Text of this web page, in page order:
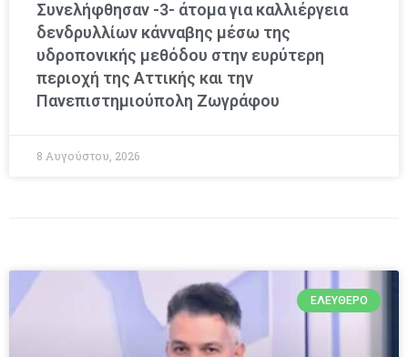
Συνελήφθησαν -3- άτομα για καλλιέργεια
δενδρυλλίων κάνναβης μέσω της
υδροπονικής μεθόδου στην ευρύτερη
περιοχή της Αττικής και την
Πανεπιστημιούπολη Ζωγράφου
8 Αυγούστου, 2026
ΕΛΕΎΘΕΡΟ